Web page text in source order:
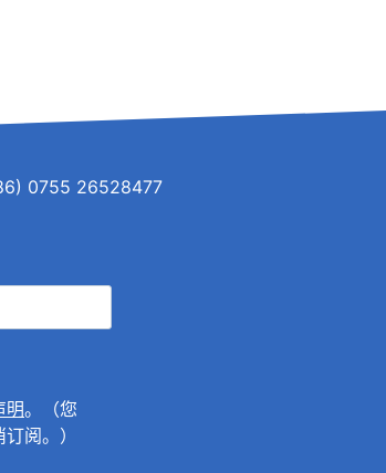
0755 26528477
明。（您
阅。）